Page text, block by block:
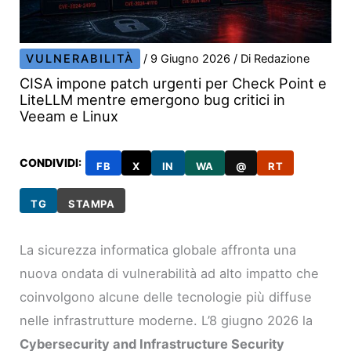
VULNERABILITÀ / 9 Giugno 2026/ Di Redazione
CISA impone patch urgenti per Check Point e
LiteLLM mentre emergono bug critici in
Veeam e Linux
CONDIVIDI: FB X IN WA @ RT
TG STAMPA
La sicurezza informatica globale affronta una
nuova ondata di vulnerabilità ad alto impatto che
coinvolgono alcune delle tecnologie più diffuse
nelle infrastrutture moderne. L’8 giugno 2026 la
Cybersecurity and Infrastructure Security